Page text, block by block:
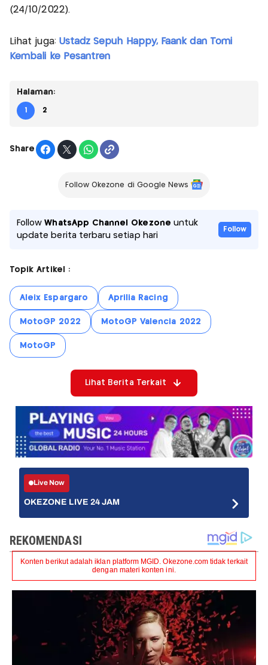
(24/10/2022).
Lihat juga: Ustadz Sepuh Happy, Faank dan Tomi
Kembali ke Pesantren
Halaman:
1 2
Share
Follow Okezone di Google News
FollowWhatsApp Channel Okezone untuk
update berita terbaru setiap hari
Follow
Topik Artikel :
Aleix Espargaro Aprilia Racing
MotoGP 2022 MotoGP Valencia 2022
MotoGP
Lihat Berita Terkait
Live Now
OKEZONE LIVE 24 JAM